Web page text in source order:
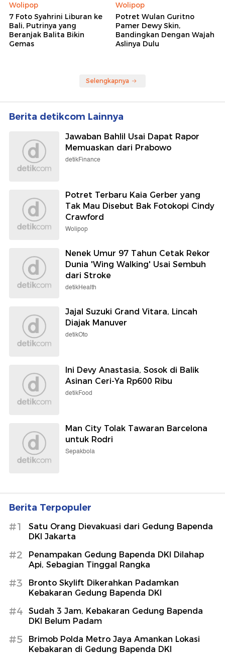
Wolipop
7 Foto Syahrini Liburan ke
Bali, Putrinya yang
Beranjak Balita Bikin
Gemas
Wolipop
Potret Wulan Guritno
Pamer Dewy Skin,
Bandingkan Dengan Wajah
Aslinya Dulu
Selengkapnya
Berita detikcom Lainnya
Jawaban Bahlil Usai Dapat Rapor
Memuaskan dari Prabowo
detikFinance
Potret Terbaru Kaia Gerber yang
Tak Mau Disebut Bak Fotokopi Cindy
Crawford
Wolipop
Nenek Umur 97 Tahun Cetak Rekor
Dunia 'Wing Walking' Usai Sembuh
dari Stroke
detikHealth
Jajal Suzuki Grand Vitara, Lincah
Diajak Manuver
detikOto
Ini Devy Anastasia, Sosok di Balik
Asinan Ceri-Ya Rp600 Ribu
detikFood
Man City Tolak Tawaran Barcelona
untuk Rodri
Sepakbola
Berita Terpopuler
#1
Satu Orang Dievakuasi dari Gedung Bapenda
DKI Jakarta
#2
Penampakan Gedung Bapenda DKI Dilahap
Api, Sebagian Tinggal Rangka
#3
Bronto Skylift Dikerahkan Padamkan
Kebakaran Gedung Bapenda DKI
#4
Sudah 3 Jam, Kebakaran Gedung Bapenda
DKI Belum Padam
#5
Brimob Polda Metro Jaya Amankan Lokasi
Kebakaran di Gedung Bapenda DKI